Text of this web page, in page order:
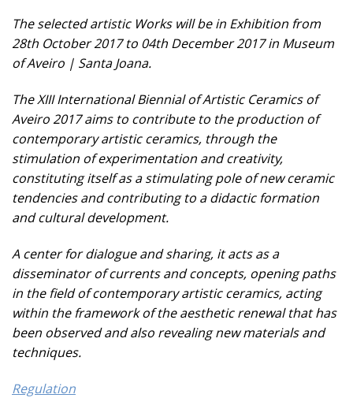
The selected artistic Works will be in Exhibition from
28th October 2017 to 04th December 2017 in Museum
of Aveiro | Santa Joana.
The XIII International Biennial of Artistic Ceramics of
Aveiro 2017 aims to contribute to the production of
contemporary artistic ceramics, through the
stimulation of experimentation and creativity,
constituting itself as a stimulating pole of new ceramic
tendencies and contributing to a didactic formation
and cultural development.
A center for dialogue and sharing, it acts as a
disseminator of currents and concepts, opening paths
in the field of contemporary artistic ceramics, acting
within the framework of the aesthetic renewal that has
been observed and also revealing new materials and
techniques.
Regulation